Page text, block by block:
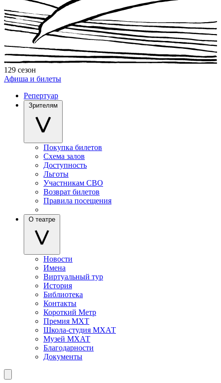
129 сезон
Афиша и билеты
Репертуар
Зрителям
Покупка билетов
Схема залов
Доступность
Льготы
Участникам СВО
Возврат билетов
Правила посещения
О театре
Новости
Имена
Виртуальный тур
История
Библиотека
Контакты
Короткий Метр
Премия МХТ
Школа-студия МХАТ
Музей МХАТ
Благодарности
Документы